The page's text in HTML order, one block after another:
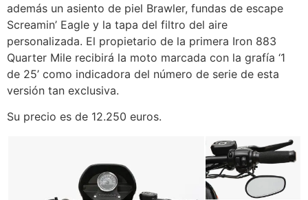
además un asiento de piel Brawler, fundas de escape
Screamin’ Eagle y la tapa del filtro del aire
personalizada. El propietario de la primera Iron 883
Quarter Mile recibirá la moto marcada con la grafía ‘1
de 25’ como indicadora del número de serie de esta
versión tan exclusiva.
Su precio es de 12.250 euros.